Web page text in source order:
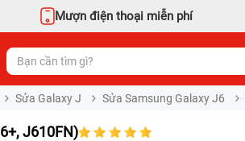
Mượn điện thoại miễn phí
Sửa Galaxy J Sửa Samsung Galaxy J6
J610FN)